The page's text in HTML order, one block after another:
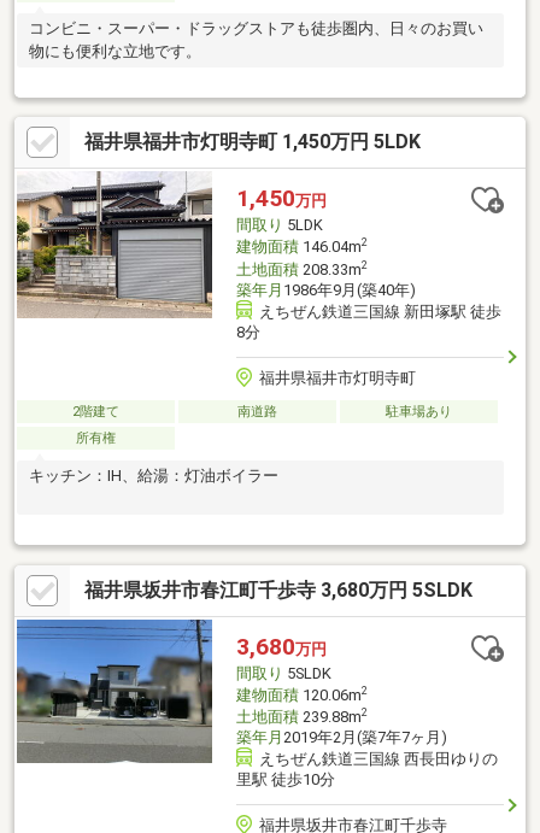
コンビニ・スーパー・ドラッグストアも徒歩圏内、日々のお買い
物にも便利な立地です。
福井県福井市灯明寺町 1,450万円 5LDK
1,450万円
間取り 5LDK
建物面積146.04m2
土地面積208.33m2
築年月 1986年9月(築40年)
えちぜん鉄道三国線 新田塚駅 徒歩
8分
福井県福井市灯明寺町
2階建て 南道路
駐車場あり
所有権
キッチン：IH、給湯：灯油ボイラー
福井県坂井市春江町千歩寺 3,680万円 5SLDK
3,680万円
間取り 5SLDK
建物面積120.06m2
土地面積239.88m2
築年月 2019年2月(築7年7ヶ月)
えちぜん鉄道三国線 西長田ゆりの
里駅 徒歩10分
福井県坂井市春江町千歩寺